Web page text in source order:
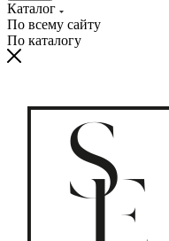
Каталог
По всему сайту
По каталогу